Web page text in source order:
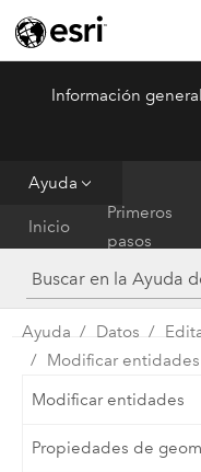
ArcGIS Pro Menu
Información general
Ayuda
Inicio
Primeros
pasos
Ayuda Datos
Modificar entidades
Modificar entidades
Propiedades de